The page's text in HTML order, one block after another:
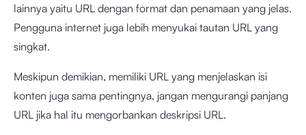
lainnya yaitu URL dengan format dan penamaan yang jelas.
Pengguna internet juga lebih menyukai tautan URL yang
singkat.
Meskipun demikian, memiliki URL yang menjelaskan isi
konten juga sama pentingnya, jangan mengurangi panjang
URL jika hal itu mengorbankan deskripsi URL.